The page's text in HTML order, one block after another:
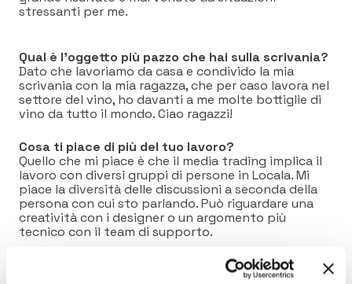
stressanti per me.
Qual è l’oggetto più pazzo che hai sulla scrivania?
Dato che lavoriamo da casa e condivido la mia
scrivania con la mia ragazza, che per caso lavora nel
settore del vino, ho davanti a me molte bottiglie di
vino da tutto il mondo. Ciao ragazzi!
Cosa ti piace di più del tuo lavoro?
Quello che mi piace è che il media trading implica il
lavoro con diversi gruppi di persone in Locala. Mi
piace la diversità delle discussioni a seconda della
persona con cui sto parlando. Può riguardare una
creatività con i designer o un argomento più
tecnico con il team di supporto.
Qual è il tuo personaggio storico preferito?
Martin Luther King, perché ha combattuto per porre